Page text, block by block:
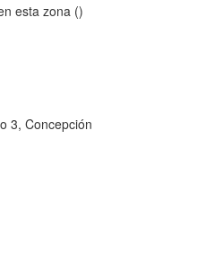
esta zona ()
3, Concepción